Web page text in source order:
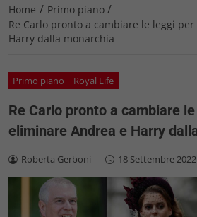
Home / Primo piano /
Re Carlo pronto a cambiare le leggi
Harry dalla monarchia
Primo piano Royal Life
Re Carlo pronto a cambiare
eliminare Andrea e Harry
Roberta Gerboni - 18 Settembre 2022